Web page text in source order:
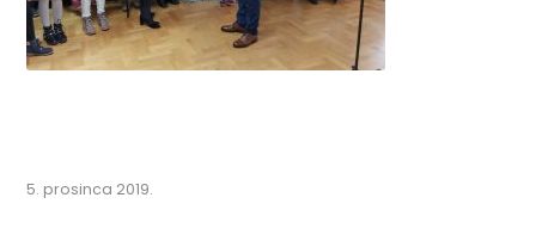
5. prosinca 2019.